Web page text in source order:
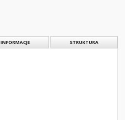
INFORMACJE STRUKTURA